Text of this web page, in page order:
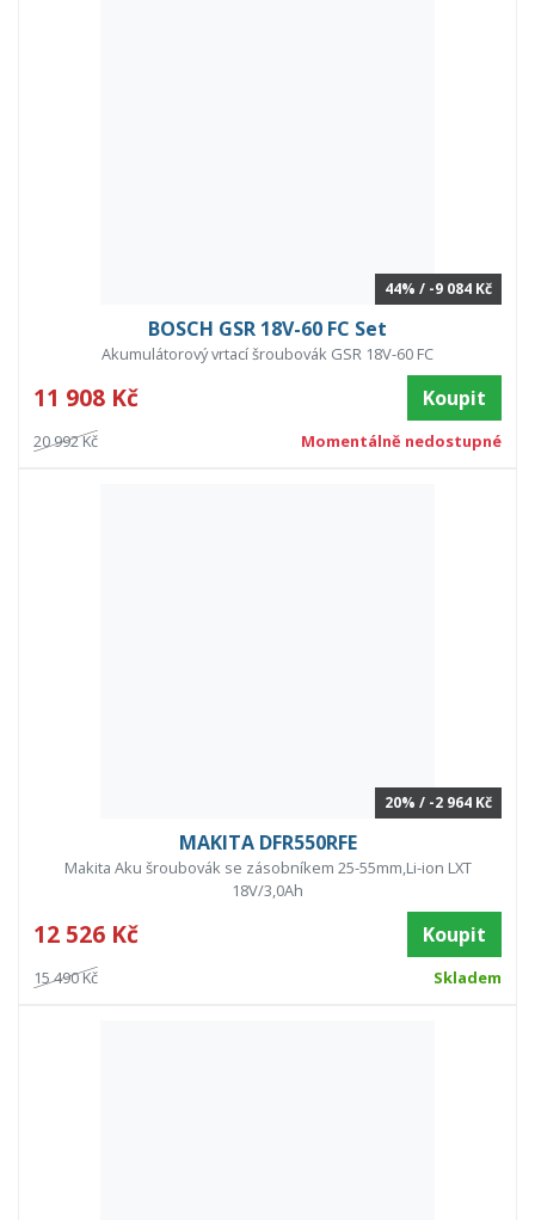
44% / -9 084 Kč
BOSCH GSR 18V-60 FC Set
Akumulátorový vrtací šroubovák GSR 18V-60 FC
11 908 Kč Koupit
20 992 Kč Momentálně nedostupné
20% / -2 964 Kč
MAKITA DFR550RFE
Makita Aku šroubovák se zásobníkem 25-55mm,Li-ion LXT
18V/3,0Ah
12 526 Kč Koupit
15 490 Kč Skladem